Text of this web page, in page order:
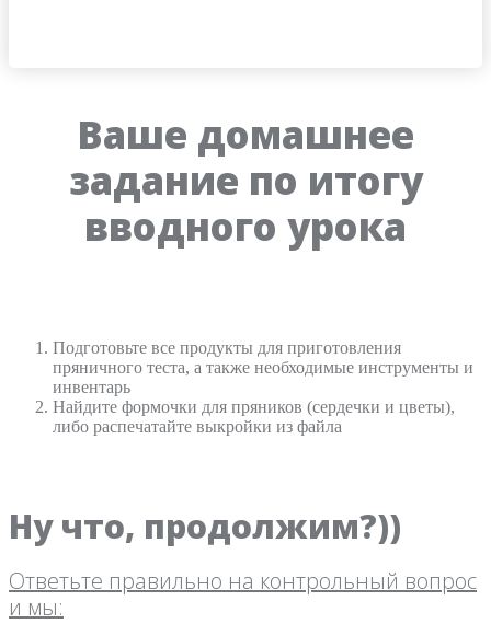
Ваше домашнее
задание по итогу
вводного урока
Подготовьте все продукты для приготовления
пряничного теста, а также необходимые инструменты и
инвентарь
Найдите формочки для пряников (сердечки и цветы),
либо распечатайте выкройки из файла
Ну что, продолжим?))
Ответьте правильно на контрольный вопрос
и мы: